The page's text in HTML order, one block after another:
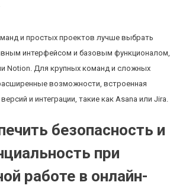
и простых проектов лучше выбрать
интерфейсом и базовым функционалом,
Notion. Для крупных команд и сложных
возможности, встроенная
и интеграции, такие как Asana или Jira.
безопасность и
при
работе в онлайн-